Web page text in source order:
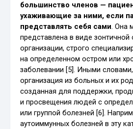
большинство членов —
ухаживающие за ними, если
представлять себя сами. Она
представлена в виде зонтичной
организации, строго
на определенном остром или
заболевании [5]. Иными
организация из больных и их
созданная для поддержки,
и просвещения людей с
или группой болезней [6].
аутоиммунных болезней в эту